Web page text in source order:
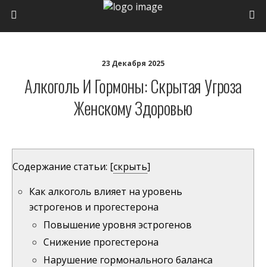
23 Декабря 2025
Алкоголь И Гормоны: Скрытая Угроза
Женскому Здоровью
Содержание статьи: [скрыть]
Как алкоголь влияет на уровень
эстрогенов и прогестерона
Повышение уровня эстрогенов
Снижение прогестерона
Нарушение гормонального баланса